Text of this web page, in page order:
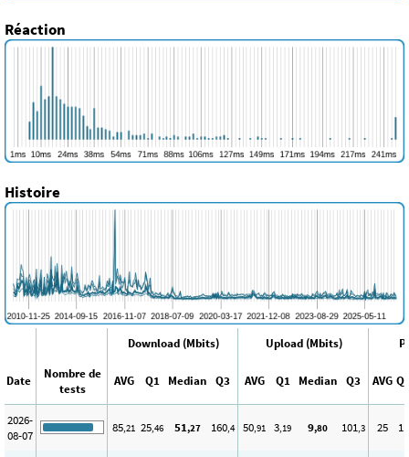
Réaction
Histoire
Download (Mbits) Upload (Mbits)
Date
Nombre de
tests
AVG Q1 Median Q3 AVG Q1 Median Q3 AVG
2026-
08-07
85,21 25,46 51,27 160,4 50,91 3,19 9,80 101,3 25 11